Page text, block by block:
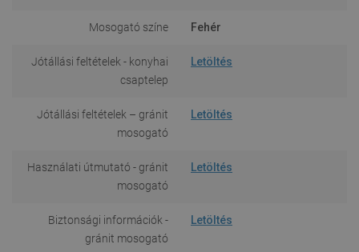
Mosogató színe Fehér
Jótállási feltételek - konyhai
csaptelep
Letöltés
Jótállási feltételek – gránit
mosogató
Letöltés
Használati útmutató - gránit
mosogató
Letöltés
Biztonsági információk -
gránit mosogató
Letöltés